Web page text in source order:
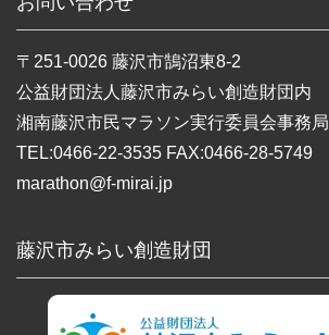
〒251-0026 藤沢市鵠沼東8-2
公益財団法人藤沢市みらい創造財団内
湘南藤沢市民マラソン実行委員会事務局
TEL:0466-22-3535 FAX:0466-28-5749
marathon@f-mirai.jp
藤沢市みらい創造財団